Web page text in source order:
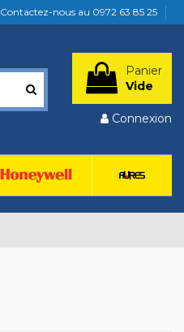
Contactez-nous au 0972 63 85 25
Panier
Vide
Connexion